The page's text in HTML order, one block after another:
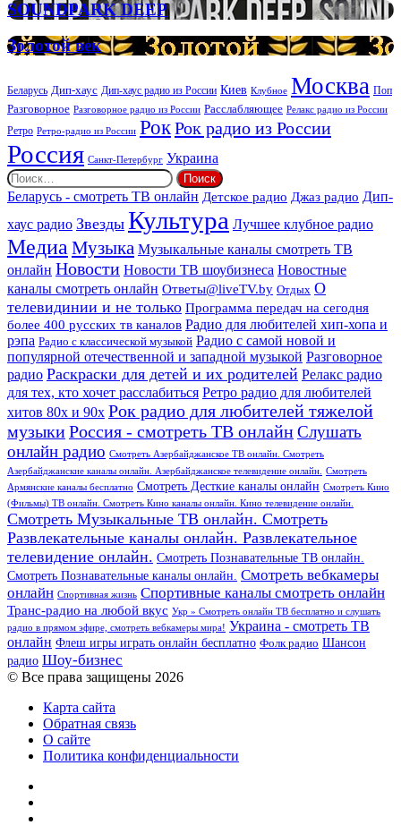
ритуальных
SOUNDPARK
DEEP
SOUNDPARK DEEP
Золотой
век
Золотой век
Беларусь Дип-хаус Дип-хаус радио из России Киев Клубное Москва Поп
Разговорное Разговорное радио из России Расслабляющее Релакс радио из России
Ретро Ретро-радио из России РокРок радио из России
Россия Санкт-Петербург Украина
Найти:
Беларусь - смотреть ТВ онлайн Детское радио Джаз радио Дип-
хаус радио Звезды Культура Лучшее клубное радио
Медиа Музыка Музыкальные каналы смотреть ТВ
онлайн Новости Новости ТВ шоубизнеса Новостные
каналы смотреть онлайн Ответы@liveTV.by Отдых О
телевидинии и не только Программа передач на сегодня
более 400 русских тв каналов Радио для любителей хип-хопа и
рэпа Радио с классической музыкой Радио с самой новой и
популярной отечественной и западной музыкой Разговорное
радио Раскраски для детей и их родителей Релакс радио
для тех, кто хочет расслабиться Ретро радио для любителей
хитов 80х и 90х Рок радио для любителей тяжелой
музыкиРоссия - смотреть ТВ онлайнСлушать
онлайн радио Смотреть Азербайджанское ТВ онлайн. Смотреть
Азербайджанские каналы онлайн. Азербайджанское телевидение онлайн.
Смотреть
Армянские каналы бесплатно Смотреть Десткие каналы онлайн Смотреть Кино
(Фильмы) ТВ онлайн. Смотреть Кино каналы онлайн. Кино телевидение онлайн.
Смотреть Музыкальные ТВ онлайн. Смотреть
Развлекательные каналы онлайн. Развлекательное
телевидение онлайн. Смотреть Познавательные ТВ онлайн.
Смотреть Познавательные каналы онлайн. Смотреть вебкамеры
онлайн Спортивная жизнь Спортивные каналы смотреть онлайн
Транс-радио на любой вкус Укр » Смотреть онлайн ТВ бесплатно и слушать
радио в прямом эфире, смотреть вебкамеры мира! Украина - смотреть ТВ
онлайн Флеш игры играть онлайн бесплатно Фолк радио Шансон
радио Шоу-бизнес
© Все права защищены 2026
Карта сайта
Обратная связь
О сайте
Политика конфиденциальности